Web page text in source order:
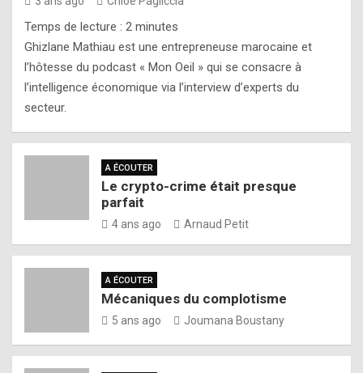
Temps de lecture : 2 minutes
Ghizlane Mathiau est une entrepreneuse marocaine et
l’hôtesse du podcast « Mon Oeil » qui se consacre à
l’intelligence économique via l’interview d’experts du
secteur.
A ÉCOUTER
Le crypto-crime était presque
parfait
4 ans ago Arnaud Petit
A ÉCOUTER
Mécaniques du complotisme
5 ans ago Joumana Boustany